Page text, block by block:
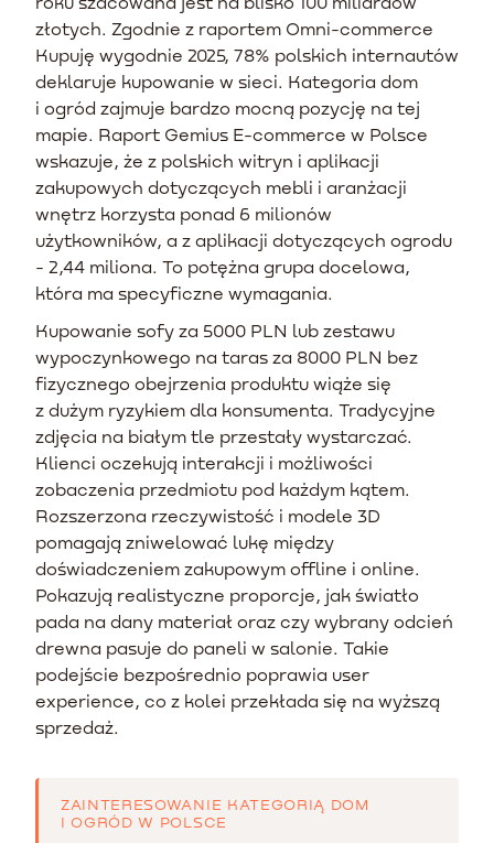
złotych. Zgodnie z raportem Omni-commerce
Kupuję wygodnie 2025, 78% polskich internautów
deklaruje kupowanie w sieci. Kategoria dom
i ogród zajmuje bardzo mocną pozycję na tej
mapie. Raport Gemius E-commerce w Polsce
wskazuje, że z polskich witryn i aplikacji
zakupowych dotyczących mebli i aranżacji
wnętrz korzysta ponad 6 milionów
użytkowników, a z aplikacji dotyczących ogrodu
- 2,44 miliona. To potężna grupa docelowa,
która ma specyficzne wymagania.
Kupowanie sofy za 5000 PLN lub zestawu
wypoczynkowego na taras za 8000 PLN bez
fizycznego obejrzenia produktu wiąże się
z dużym ryzykiem dla konsumenta. Tradycyjne
zdjęcia na białym tle przestały wystarczać.
Klienci oczekują interakcji i możliwości
zobaczenia przedmiotu pod każdym kątem.
Rozszerzona rzeczywistość i modele 3D
pomagają zniwelować lukę między
doświadczeniem zakupowym offline i online.
Pokazują realistyczne proporcje, jak światło
pada na dany materiał oraz czy wybrany odcień
drewna pasuje do paneli w salonie. Takie
podejście bezpośrednio poprawia user
experience, co z kolei przekłada się na wyższą
sprzedaż.
ZAINTERESOWANIE KATEGORIĄ DOM
I OGRÓD W POLSCE